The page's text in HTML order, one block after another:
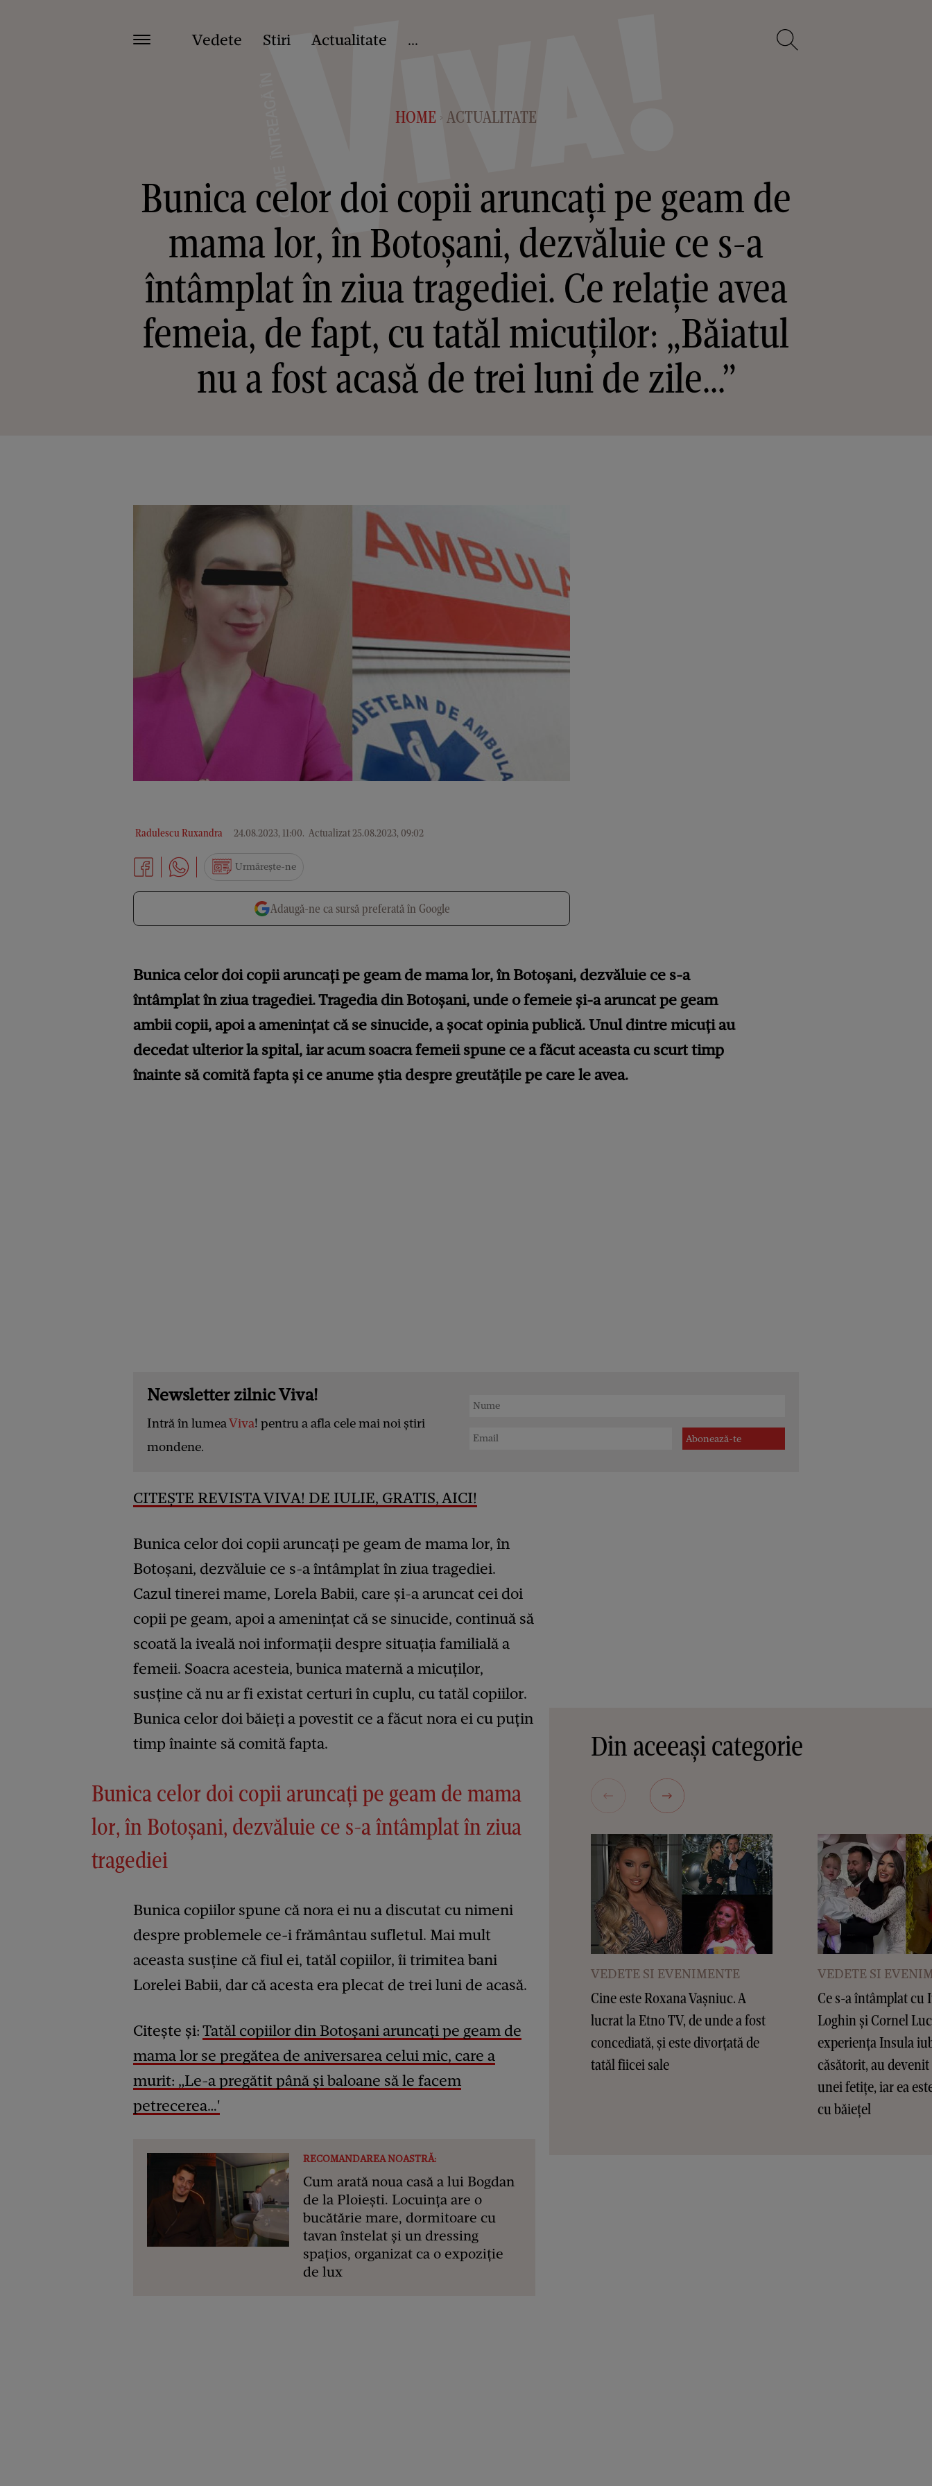
Vedete Stiri Actualitate ...
HOME > ACTUALITATE
Bunica celor doi copii aruncați pe geam de
mama lor, în Botoșani, dezvăluie ce s-a
întâmplat în ziua tragediei. Ce relație avea
femeia, de fapt, cu tatăl micuților: „Băiatul
nu a fost acasă de trei luni de zile...”
Radulescu Ruxandra 24.08.2023, 11:00. Actualizat 25.08.2023, 09:02
Urmărește-ne
Adaugă-ne ca sursă preferată în Google
Bunica celor doi copii aruncați pe geam de mama lor, în Botoșani, dezvăluie ce s-a
întâmplat în ziua tragediei. Tragedia din Botoșani, unde o femeie și-a aruncat pe geam
ambii copii, apoi a amenințat că se sinucide, a șocat opinia publică. Unul dintre micuți au
decedat ulterior la spital, iar acum soacra femeii spune ce a făcut aceasta cu scurt timp
înainte să comită fapta și ce anume știa despre greutățile pe care le avea.
Newsletter zilnic Viva!
Intră în lumeaViva! pentru a afla cele mai noi știri
mondene.
CITEȘTE REVISTA VIVA! DE IULIE, GRATIS, AICI!
Bunica celor doi copii aruncați pe geam de mama lor, în
Botoșani, dezvăluie ce s-a întâmplat în ziua tragediei.
Cazul tinerei mame, Lorela Babii, care și-a aruncat cei doi
copii pe geam, apoi a amenințat că se sinucide, continuă să
scoată la iveală noi informații despre situația familială a
femeii. Soacra acesteia, bunica maternă a micuților,
susține că nu ar fi existat certuri în cuplu, cu tatăl copiilor.
Bunica celor doi băieți a povestit ce a făcut nora ei cu puțin
timp înainte să comită fapta.
Bunica celor doi copii aruncați pe geam de mama
lor, în Botoșani, dezvăluie ce s-a întâmplat în ziua
tragediei
Bunica copiilor spune că nora ei nu a discutat cu nimeni
despre problemele ce-i frământau sufletul. Mai mult
aceasta susține că fiul ei, tatăl copiilor, îi trimitea bani
Lorelei Babii, dar că acesta era plecat de trei luni de acasă.
Citește și:Tatăl copiilor din Botoșani aruncați pe geam de
mama lor se pregătea de aniversarea celui mic, care a
murit: „Le-apregătit până și baloane să le facem
petrecerea…'
RECOMANDAREA NOASTRĂ:
Cum arată noua casă a lui Bogdan
de la Ploiești. Locuința are o
bucătărie mare, dormitoare cu
tavan înstelat și un dressing
spațios, organizat ca o expoziție
de lux
Din aceeași categorie
VEDETE SI EVENIMENTE
Cine este Roxana Vașniuc. A
lucrat la Etno TV, de unde a fost
concediată, și este divorțată de
tatăl fiicei sale
VEDETE SI
Ce s-a întâmplat cu
Loghin și Cornel
experiența Insula
căsătorit, au
unei fetițe, iar ea
cu băiețel